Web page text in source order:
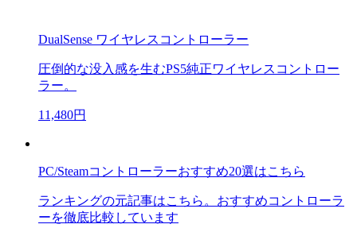
DualSense ワイヤレスコントローラー
圧倒的な没入感を生むPS5純正ワイヤレスコントロー
ラー。
11,480円
PC/Steamコントローラーおすすめ20選はこちら
ランキングの元記事はこちら。おすすめコントローラ
ーを徹底比較しています